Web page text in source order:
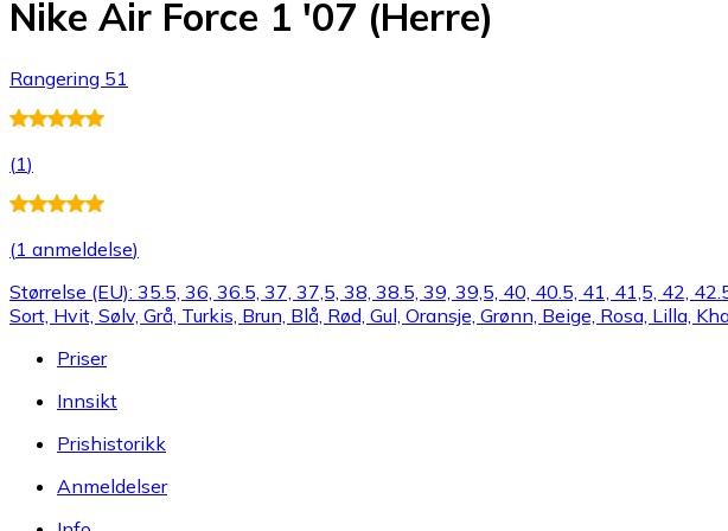
Nike Air Force 1 '07 (Herre)
Rangering 51
(1)
(1 anmeldelse)
Størrelse (EU): 35.5, 36, 36.5, 37, 37,5, 38, 38.5, 39, 39,5, 40, 40.5, 41, 41,5, 42,
Sort, Hvit, Sølv, Grå, Turkis, Brun, Blå, Rød, Gul, Oransje, Grønn, Beige, Rosa, Lilla,
Priser
Innsikt
Prishistorikk
Anmeldelser